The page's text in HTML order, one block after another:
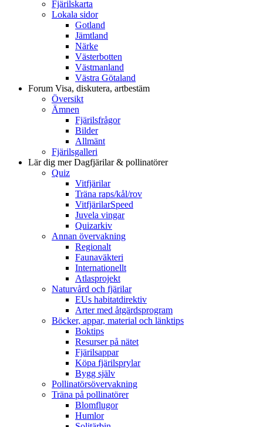
Fjärilskarta
Lokala sidor
Gotland
Jämtland
Närke
Västerbotten
Västmanland
Västra Götaland
Forum Visa, diskutera, artbestäm
Översikt
Ämnen
Fjärilsfrågor
Bilder
Allmänt
Fjärilsgalleri
Lär dig merDagfjärilar & pollinatörer
Quiz
Vitfjärilar
Träna raps/kål/rov
VitfjärilarSpeed
Juvela vingar
Quizarkiv
Annan övervakning
Regionalt
Faunaväkteri
Internationellt
Atlasprojekt
Naturvård och fjärilar
EUs habitatdirektiv
Arter med åtgärdsprogram
Böcker, appar, material och länktips
Boktips
Resurser på nätet
Fjärilsappar
Köpa fjärilsprylar
Bygg själv
Pollinatörsövervakning
Träna på pollinatörer
Blomflugor
Humlor